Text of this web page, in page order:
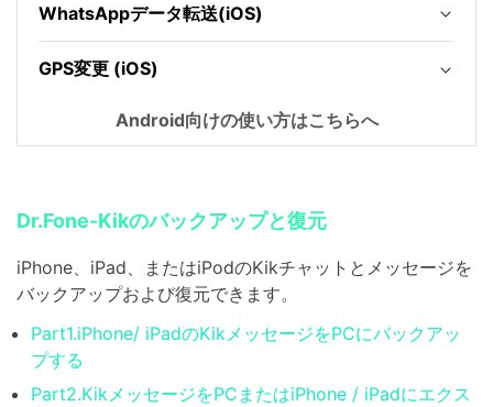
WhatsAppデータ転送(iOS)
GPS変更 (iOS)
Android向けの使い方はこちらへ
Dr.Fone-Kikのバックアップと復元
iPhone、iPad、またはiPodのKikチャットとメッセージを
バックアップおよび復元できます。
Part1.iPhone/ iPadのKikメッセージをPCにバックアッ
プする
Part2.KikメッセージをPCまたはiPhone / iPadにエクス